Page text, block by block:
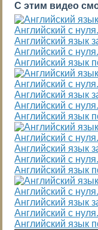
С этим видео
Английский язык
Английский с
Английский язык
Английский язык
Английский с
Английский язык
Английский язык
Английский с
Английский язык
Английский язык
Английский с
Английский язык